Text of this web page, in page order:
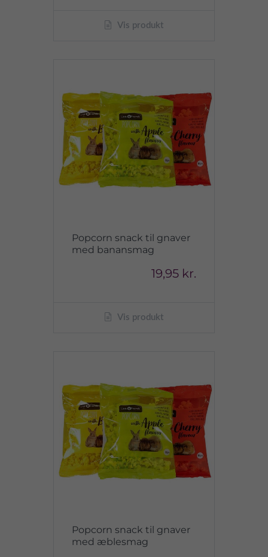
Vis produkt
Popcorn snack til gnaver
med banansmag
19,95 kr.
Vis produkt
Popcorn snack til gnaver
med æblesmag